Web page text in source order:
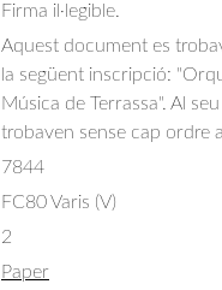
Firma il·legible.
Aquest document es
la següent inscripció:
Música de Terrassa". Al
trobaven sense cap ordre
7844
FC80 Varis (V)
2
Paper